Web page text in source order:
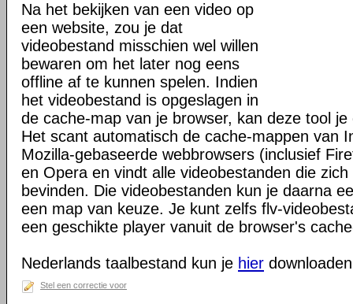
Na het bekijken van een video op
een website, zou je dat
videobestand misschien wel willen
bewaren om het later nog eens
offline af te kunnen spelen. Indien
het videobestand is opgeslagen in
de cache-map van je browser, kan deze tool je
Het scant automatisch de cache-mappen van
Mozilla-gebaseerde webbrowsers (inclusief
en Opera en vindt alle videobestanden die
bevinden. Die videobestanden kun je daarna
een map van keuze. Je kunt zelfs flv-
een geschikte player vanuit de browser's
Nederlands taalbestand kun je hier
Stel een correctie voor